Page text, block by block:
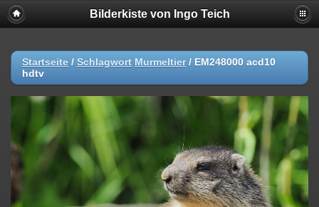
Bilderkiste von Ingo Teich
Startseite / Schlagwort Murmeltier/ EM248000 acd10
hdtv